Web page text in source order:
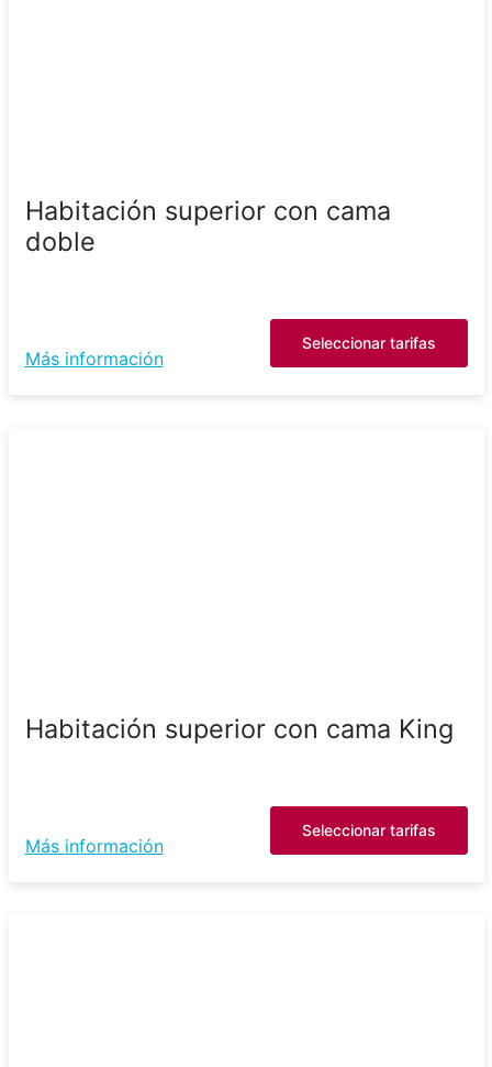
Habitación superior con cama
doble
Más información
Seleccionar tarifas
Habitación superior con cama King
Más información
Seleccionar tarifas